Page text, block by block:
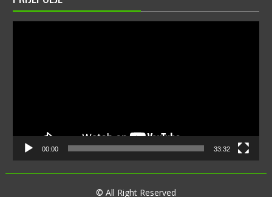
00:00 33:32
© All Right Reserved